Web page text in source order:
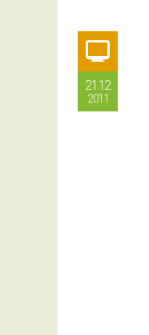
21.12
2011